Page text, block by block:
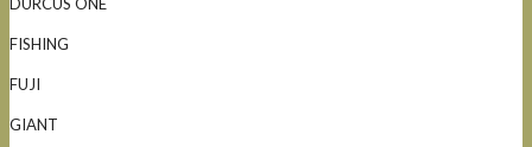
FISHING
FUJI
GIANT